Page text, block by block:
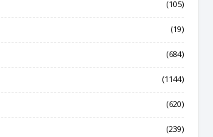
(105)
(19)
(684)
(1144)
(620)
(239)